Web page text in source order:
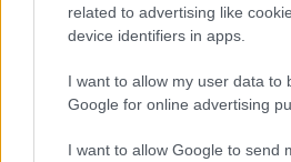
related to advertising like
device identifiers in apps.
I want to allow my user data to
Google for online advertising
I want to allow Google to send
των μέτρων ασφάλειας
εργαζομένων θα
απαιτούμενη προσοχή
Υπενθυμίζεται ότι σε
περιπτώσεις